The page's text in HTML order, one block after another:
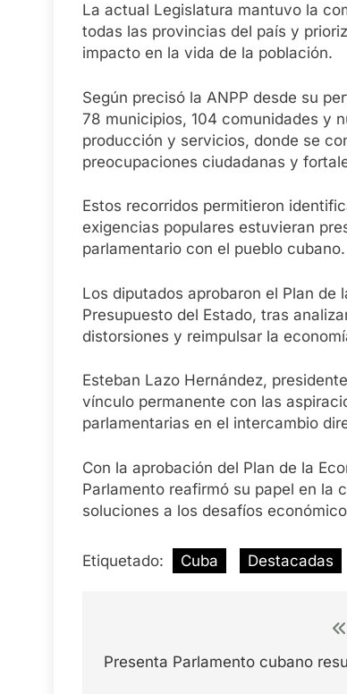
La actual Legislatura mantuvo la
todas las provincias del país y
impacto en la vida de la población.
Según precisó la ANPP desde su
78 municipios, 104 comunidades y
producción y servicios, donde se
preocupaciones ciudadanas y
Estos recorridos permitieron
exigencias populares estuvieran
parlamentario con el pueblo cubano.
Los diputados aprobaron el Plan
Presupuesto del Estado, tras
distorsiones y reimpulsar la
Esteban Lazo Hernández,
vínculo permanente con las
parlamentarias en el intercambio
Con la aprobación del Plan de la
Parlamento reafirmó su papel en la
soluciones a los desafíos
Etiquetado: Cuba Destacadas
de
Presenta Parlamento cubano